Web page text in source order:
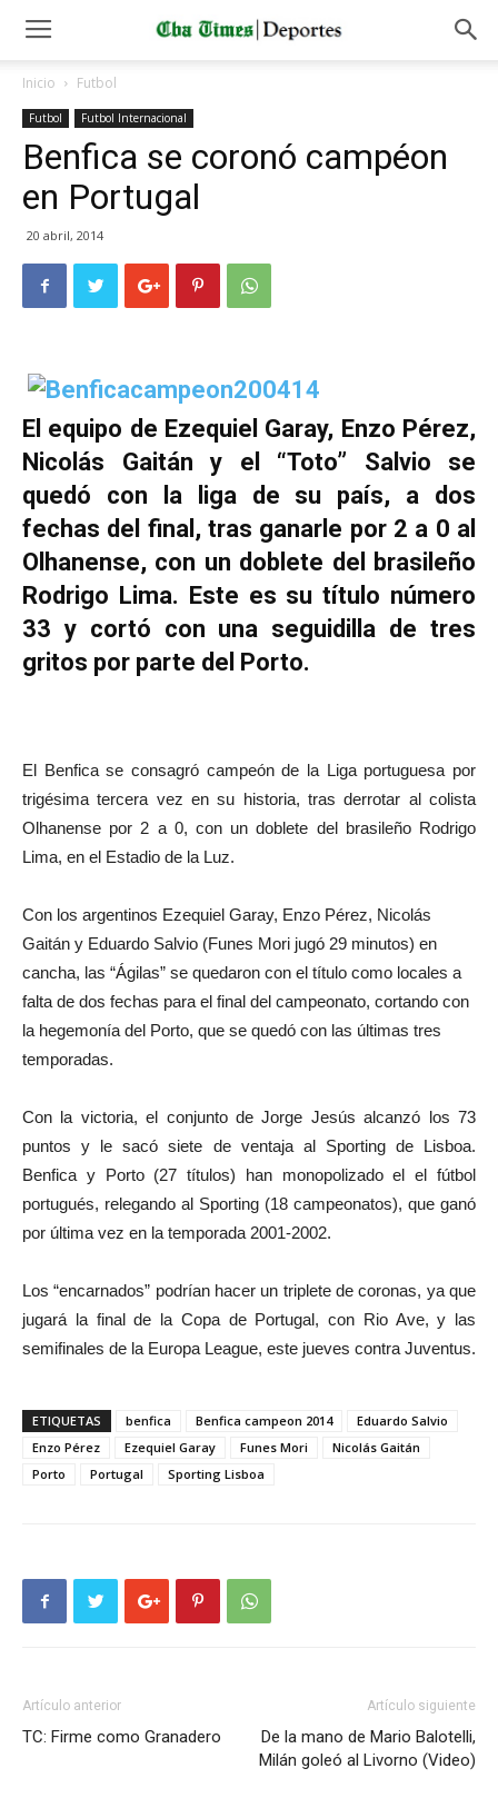
Inicio Futbol
Futbol Futbol Internacional
Benfica se coronó campéon
en Portugal
20 abril, 2014
El equipo de Ezequiel Garay, Enzo Pérez,
Nicolás Gaitán y el “Toto” Salvio se
quedó con la liga de su país, a dos
fechas del final, tras ganarle por 2 a 0 al
Olhanense, con un doblete del brasileño
Rodrigo Lima. Este es su título número
33 y cortó con una seguidilla de tres
gritos por parte del Porto.
El Benfica se consagró campeón de la Liga portuguesa por
trigésima tercera vez en su historia, tras derrotar al colista
Olhanense por 2 a 0, con un doblete del brasileño Rodrigo
Lima, en el Estadio de la Luz.
Con los argentinos Ezequiel Garay, Enzo Pérez, Nicolás
Gaitán y Eduardo Salvio (Funes Mori jugó 29 minutos) en
cancha, las “Ágilas” se quedaron con el título como locales a
falta de dos fechas para el final del campeonato, cortando con
la hegemonía del Porto, que se quedó con las últimas tres
temporadas.
Con la victoria, el conjunto de Jorge Jesús alcanzó los 73
puntos y le sacó siete de ventaja al Sporting de Lisboa.
Benfica y Porto (27 títulos) han monopolizado el el fútbol
portugués, relegando al Sporting (18 campeonatos), que ganó
por última vez en la temporada 2001-2002.
Los “encarnados” podrían hacer un triplete de coronas, ya que
jugará la final de la Copa de Portugal, con Rio Ave, y las
semifinales de la Europa League, este jueves contra Juventus.
ETIQUETAS benfica Benfica campeon 2014
Eduardo Salvio
Enzo Pérez
Ezequiel Garay Funes Mori
Nicolás Gaitán
Porto
Portugal Sporting Lisboa
Artículo anterior
TC: Firme como Granadero
Artículo siguiente
De la mano de Mario Balotelli,
Milán goleó al Livorno (Video)